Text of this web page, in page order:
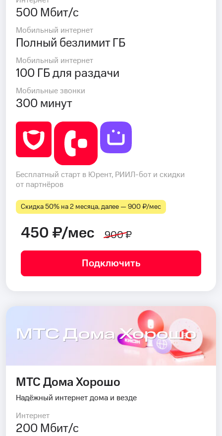
500 Мбит/с
Мобильный интернет
Полный безлимит ГБ
Мобильный интернет
100 ГБ для раздачи
Мобильные звонки
300 минут
Бесплатный старт в Юрент, РИИЛ-бот и скидки
от партнёров
Скидка 50% на 2 месяца, далее — 900 ₽⁠/⁠мес
450 ₽/мес 900 ₽
Подключить
МТС Дома Хорошо
МТС Дома Хорошо
Надёжный интернет дома и везде
Интернет
200 Мбит/с